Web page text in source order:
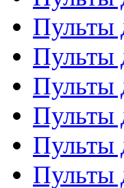
Пульты
Пульты
Пульты
Пульты
Пульты
Пульты